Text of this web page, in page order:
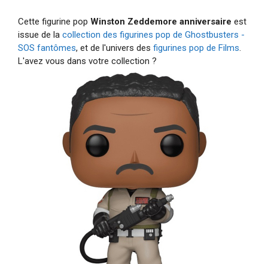
Cette figurine pop Winston Zeddemore anniversaire est
issue de la collection des figurines pop de Ghostbusters -
SOS fantômes, et de l'univers des figurines pop de Films.
L'avez vous dans votre collection ?